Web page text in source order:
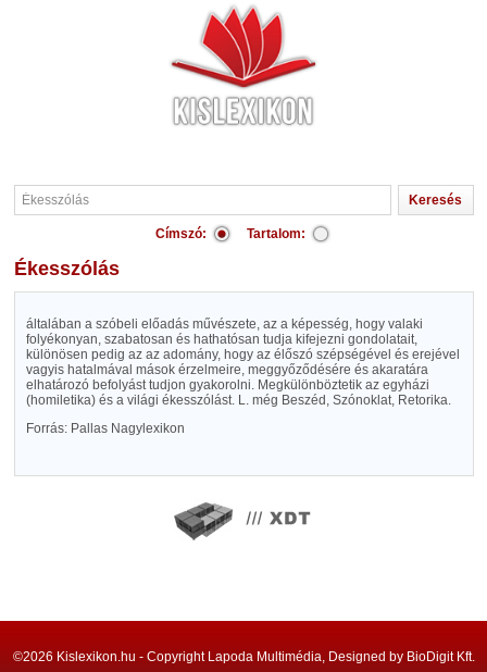
Címszó: Tartalom:
Ékesszólás
általában a szóbeli előadás művészete, az a képesség, hogy valaki
folyékonyan, szabatosan és hathatósan tudja kifejezni gondolatait,
különösen pedig az az adomány, hogy az élőszó szépségével és erejével
vagyis hatalmával mások érzelmeire, meggyőződésére és akaratára
elhatározó befolyást tudjon gyakorolni. Megkülönböztetik az egyházi
(homiletika) és a világi ékesszólást. L. még Beszéd, Szónoklat, Retorika.
Forrás: Pallas Nagylexikon
©2026 Kislexikon.hu - Copyright Lapoda Multimédia, Designed by BioDigit Kft.